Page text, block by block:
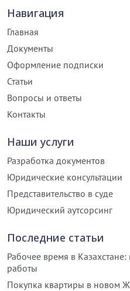
Навигация
Главная
Документы
Оформление подписки
Статьи
Вопросы и ответы
Контакты
Наши услуги
Разработка документов
Юридические консультации
Представительство в суде
Юридический аутсорсинг
Последние статьи
Рабочее время в
работы
Покупка квартиры в новом